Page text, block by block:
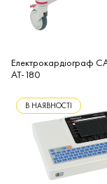
Електрокардіограф
AT-180
В НАЯВНОСТІ